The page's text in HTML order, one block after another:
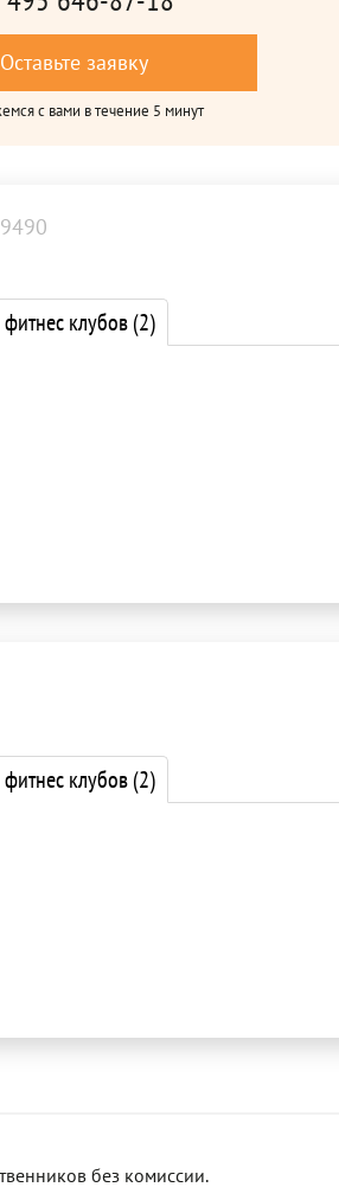
Оставьте заявку
с вами в течение 5 минут
клубов(2)
клубов(2)
без комиссии.